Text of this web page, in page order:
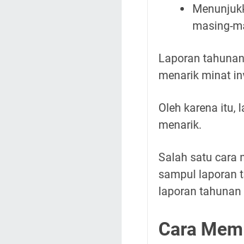
masing-
Laporan
menarik minat
Oleh karena itu,
menarik.
Salah satu cara
sampul laporan
laporan
Cara